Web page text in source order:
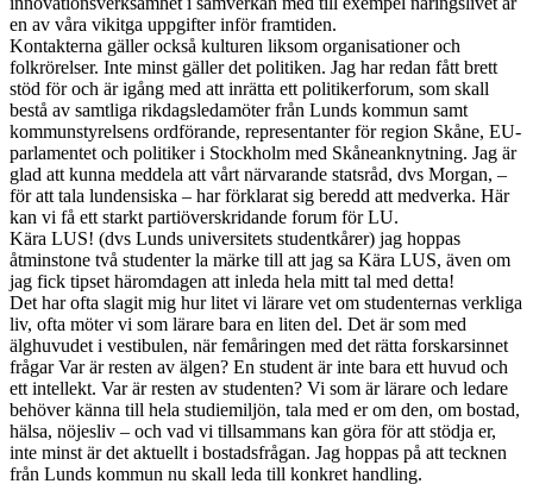
en av våra vikitga uppgifter inför framtiden.
Kontakterna gäller också kulturen liksom organisationer och
folkrörelser. Inte minst gäller det politiken. Jag har redan fått brett
stöd för och är igång med att inrätta ett politikerforum, som skall
bestå av samtliga rikdagsledamöter från Lunds kommun samt
kommunstyrelsens ordförande, representanter för region Skåne, EU-
parlamentet och politiker i Stockholm med Skåneanknytning. Jag är
glad att kunna meddela att vårt närvarande statsråd, dvs Morgan, –
för att tala lundensiska – har förklarat sig beredd att medverka. Här
kan vi få ett starkt partiöverskridande forum för LU.
Kära LUS! (dvs Lunds universitets studentkårer) jag hoppas
åtminstone två studenter la märke till att jag sa Kära LUS, även om
jag fick tipset häromdagen att inleda hela mitt tal med detta!
Det har ofta slagit mig hur litet vi lärare vet om studenternas verkliga
liv, ofta möter vi som lärare bara en liten del. Det är som med
älghuvudet i vestibulen, när femåringen med det rätta forskarsinnet
frågar Var är resten av älgen? En student är inte bara ett huvud och
ett intellekt. Var är resten av studenten? Vi som är lärare och ledare
behöver känna till hela studiemiljön, tala med er om den, om bostad,
hälsa, nöjesliv – och vad vi tillsammans kan göra för att stödja er,
inte minst är det aktuellt i bostadsfrågan. Jag hoppas på att tecknen
från Lunds kommun nu skall leda till konkret handling.